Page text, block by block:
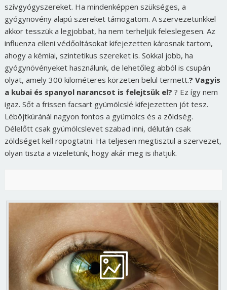
szívgyógyszereket. Ha mindenképpen szükséges, a
gyógynövény alapú szereket támogatom. A szervezetünkkel
akkor tesszük a legjobbat, ha nem terheljük feleslegesen. Az
influenza elleni védőoltásokat kifejezetten károsnak tartom,
ahogy a kémiai, szintetikus szereket is. Sokkal jobb, ha
gyógynövényeket használunk, de lehetőleg abból is csupán
olyat, amely 300 kilométeres körzeten belül termett.? Vagyis
a kubai és spanyol narancsot is felejtsük el? ? Ez így nem
igaz. Sőt a frissen facsart gyümölcslé kifejezetten jót tesz.
Léböjtkúránál nagyon fontos a gyümölcs és a zöldség.
Délelőtt csak gyümölcslevet szabad inni, délután csak
zöldséget kell ropogtatni. Ha teljesen megtisztul a szervezet,
olyan tiszta a vizeletünk, hogy akár meg is ihatjuk.